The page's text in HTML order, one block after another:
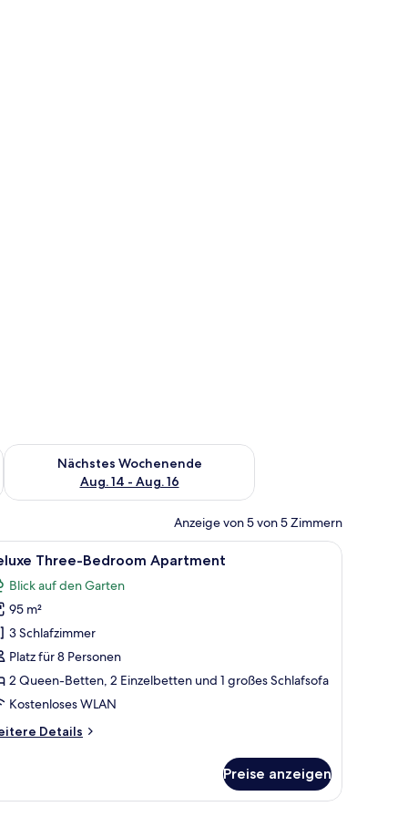
Aug. 7 - Aug. 9.
Nächstes Wochenende
Aug. 14 - Aug. 16
Überprüfe die Verfügbarkeit für nächstes Wochenende, Aug.
Anzeige von 5 von 5 Zimmern
Geländer.Bett, zwei Nachttischen, einem Fenster mit Jalousien und einer
Ein modernes Hotelzimmer mit einem
29 Three-Bedroom Apartment
Blick auf den Garten
95 m²
3 Schlafzimmer
Platz für 8 Personen
2 Queen-Betten, 2 Einzelbetten und 1 großes Schlafsofa
Kostenloses WLAN
Details
Preise anzeigen